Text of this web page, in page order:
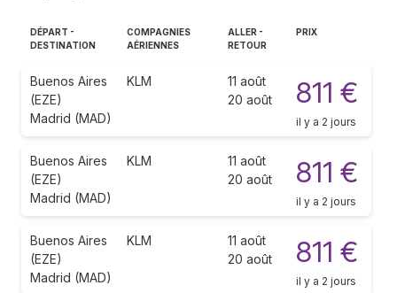
DÉPART -
DESTINATION
COMPAGNIES
AÉRIENNES
ALLER -
RETOUR
PRIX
Buenos Aires
(EZE)
Madrid (MAD)
KLM
11 août
20 août
811 €
il y a 2 jours
Buenos Aires
(EZE)
Madrid (MAD)
KLM
11 août
20 août
811 €
il y a 2 jours
Buenos Aires
(EZE)
Madrid (MAD)
KLM
11 août
20 août
811 €
il y a 2 jours